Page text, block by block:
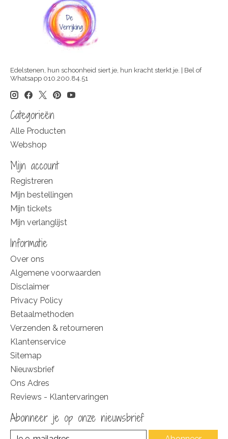
Edelstenen, hun schoonheid siert je, hun kracht sterkt je. | Bel of
Whatsapp 010.200.84.51
Categorieën
Alle Producten
Webshop
Mijn account
Registreren
Mijn bestellingen
Mijn tickets
Mijn verlanglijst
Informatie
Over ons
Algemene voorwaarden
Disclaimer
Privacy Policy
Betaalmethoden
Verzenden & retourneren
Klantenservice
Sitemap
Nieuwsbrief
Ons Adres
Reviews - Klantervaringen
Abonneer je op onze nieuwsbrief